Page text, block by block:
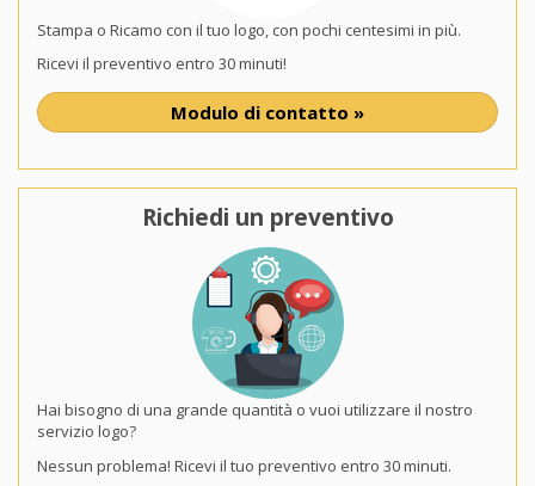
Stampa o Ricamo con il tuo logo, con pochi centesimi in più.
Ricevi il preventivo entro 30 minuti!
Modulo di contatto »
Richiedi un preventivo
Hai bisogno di una grande quantità o vuoi utilizzare il nostro
servizio logo?
Nessun problema! Ricevi il tuo preventivo entro 30 minuti.